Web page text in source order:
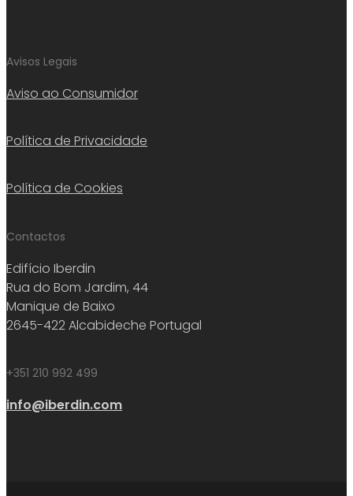
Avisos Legais
Aviso ao Consumidor
Política de Privacidade
Política de Cookies
Contactos
Edifício Iberdin
Rua do Bom Jardim, 44
Manique de Baixo
2645-422 Alcabideche Portugal
+351 210 992 499
info@iberdin.com